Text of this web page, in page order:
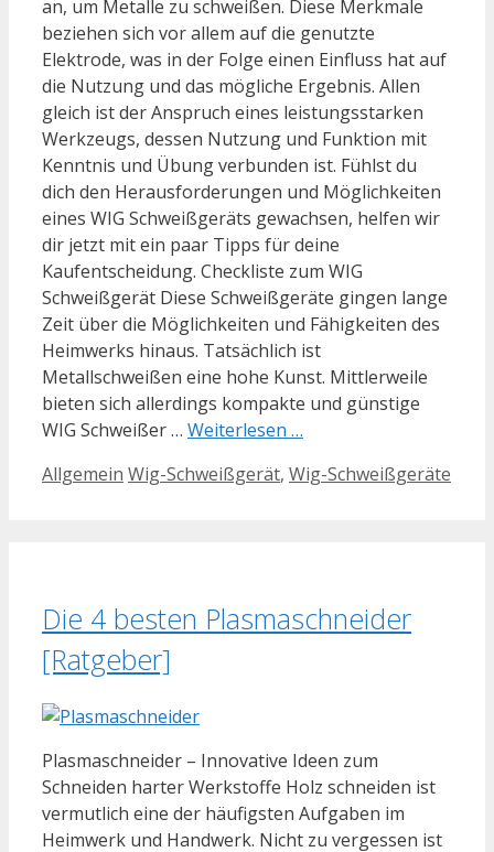
an, um Metalle zu schweißen. Diese Merkmale
beziehen sich vor allem auf die genutzte
Elektrode, was in der Folge einen Einfluss hat auf
die Nutzung und das mögliche Ergebnis. Allen
gleich ist der Anspruch eines leistungsstarken
Werkzeugs, dessen Nutzung und Funktion mit
Kenntnis und Übung verbunden ist. Fühlst du
dich den Herausforderungen und Möglichkeiten
eines WIG Schweißgeräts gewachsen, helfen wir
dir jetzt mit ein paar Tipps für deine
Kaufentscheidung. Checkliste zum WIG
Schweißgerät Diese Schweißgeräte gingen lange
Zeit über die Möglichkeiten und Fähigkeiten des
Heimwerks hinaus. Tatsächlich ist
Metallschweißen eine hohe Kunst. Mittlerweile
bieten sich allerdings kompakte und günstige
WIG Schweißer … Weiterlesen …
Kategorien
Allgemein Schlagwörter
Wig-Schweißgerät, Wig-Schweißgeräte
Die 4 besten Plasmaschneider
[Ratgeber]
Plasmaschneider – Innovative Ideen zum
Schneiden harter Werkstoffe Holz schneiden ist
vermutlich eine der häufigsten Aufgaben im
Heimwerk und Handwerk. Nicht zu vergessen ist